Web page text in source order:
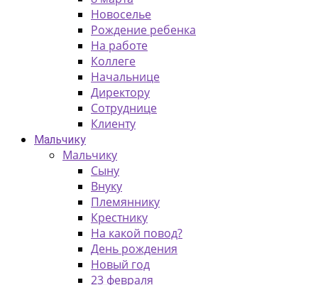
Новоселье
Рождение ребенка
На работе
Коллеге
Начальнице
Директору
Сотруднице
Клиенту
Мальчику
Мальчику
Сыну
Внуку
Племяннику
Крестнику
На какой повод?
День рождения
Новый год
23 февраля